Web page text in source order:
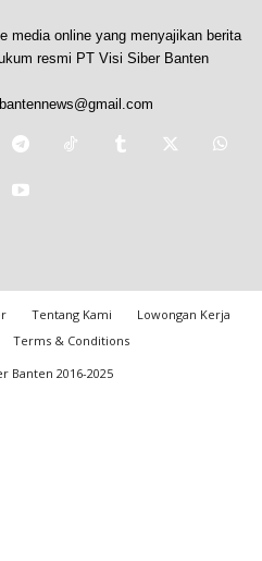
media online yang menyajikan berita
resmi PT Visi Siber Banten
Tentang Kami
Lowongan Kerja
Terms & Conditions
Banten 2016-2025